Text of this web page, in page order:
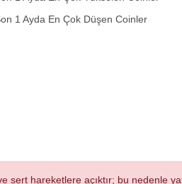
1 Ayda En Çok Düşen Coinler
hareketlere açıktır; bu nedenle